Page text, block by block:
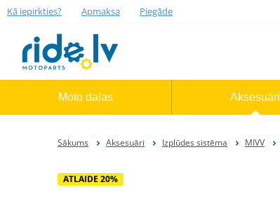
Kā iepirkties? Apmaksa Piegāde
Moto daļas Aksesuāri
Sākums Aksesuāri Izplūdes sistēma MIVV
ATLAIDE 20%